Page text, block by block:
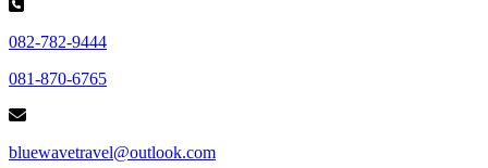
082-782-9444
081-870-6765
bluewavetravel@outlook.com